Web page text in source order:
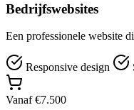
Bedrijfswebsites
Een professionele website
Responsive design
Vanaf €7.500